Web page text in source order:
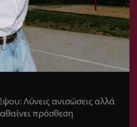
Λύνεις ανισώσεις αλλά
πρόσθεση